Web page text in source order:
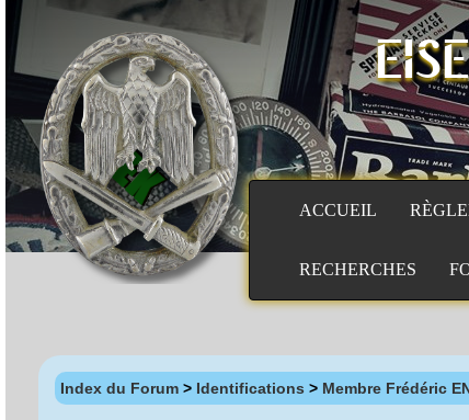
ACCUEIL
RECHERCHES
Index du Forum > Identifications > Membre Frédéric